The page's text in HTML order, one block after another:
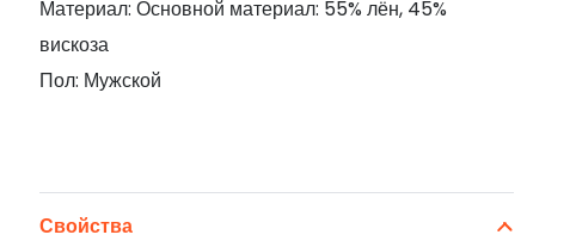
Материал: Основной материал: 55% лён, 45%
вискоза
Пол: Мужской
Свойства